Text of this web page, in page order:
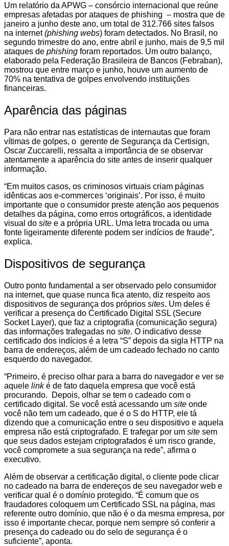
Um relatório da APWG – consórcio internacional que reúne
empresas afetadas por ataques de phishing – mostra que de
janeiro a junho deste ano, um total de 312.766 sites falsos
na internet(phishing webs) foram detectados. No Brasil, no
segundo trimestre do ano, entre abril e junho, mais de 9,5 mil
ataques de phishing foram reportados. Um outro balanço,
elaborado pela Federação Brasileira de Bancos (Febraban),
mostrou que entre março e junho, houve um aumento de
70% na tentativa de golpes envolvendo instituições
financeiras.
Aparência das páginas
Para não entrar nas estatísticas de internautas que foram
vítimas de golpes, o gerente de Segurança da Certisign,
Oscar Zuccarelli, ressalta a importância de se observar
atentamente a aparência do site antes de inserir qualquer
informação.
“Em muitos casos, os criminosos virtuais criam páginas
idênticas aos e-commerces ‘originais’. Por isso, é muito
importante que o consumidor preste atenção aos pequenos
detalhes da página, como erros ortográficos, a identidade
visual do site e a própria URL. Uma letra trocada ou uma
fonte ligeiramente diferente podem ser indícios de fraude”,
explica.
Dispositivos de segurança
Outro ponto fundamental a ser observado pelo consumidor
na internet, que quase nunca fica atento, diz respeito aos
dispositivos de segurança dos próprios sites. Um deles é
verificar a presença do Certificado Digital SSL (Secure
Socket Layer), que faz a criptografia (comunicação segura)
das informações trafegadas no site. O indicativo desse
certificado dos indícios é a letra “S” depois da sigla HTTP na
barra de endereços, além de um cadeado fechado no canto
esquerdo do navegador.
“Primeiro, é preciso olhar para a barra do navegador e ver se
aquele linké de fato daquela empresa que você está
procurando. Depois, olhar se tem o cadeado com o
certificado digital. Se você está acessando um site onde
você não tem um cadeado, que é o S do HTTP, ele tá
dizendo que a comunicação entre o seu dispositivo e aquela
empresa não está criptografado. E trafegar por um site sem
que seus dados estejam criptografados é um risco grande,
você compromete a sua segurança na rede”, afirma o
executivo.
Além de observar a certificação digital, o cliente pode clicar
no cadeado na barra de endereços de seu navegador web e
verificar qual é o domínio protegido. “É comum que os
fraudadores coloquem um Certificado SSL na página, mas
referente outro domínio, que não é o da mesma empresa, por
isso é importante checar, porque nem sempre só conferir a
presença do cadeado ou do selo de segurança é o
suficiente”, aponta.